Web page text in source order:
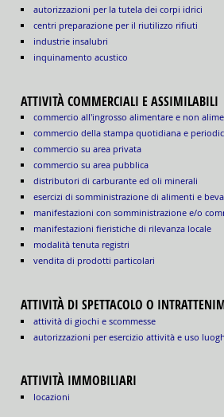
autorizzazioni per la tutela dei corpi idrici
centri preparazione per il riutilizzo rifiuti
industrie insalubri
inquinamento acustico
ATTIVITÀ COMMERCIALI E ASSIMILABILI
commercio all'ingrosso alimentare e non
commercio della stampa quotidiana e
commercio su area privata
commercio su area pubblica
distributori di carburante ed oli minerali
esercizi di somministrazione di alimenti e
manifestazioni con somministrazione e/o
manifestazioni fieristiche di rilevanza locale
modalità tenuta registri
vendita di prodotti particolari
ATTIVITÀ DI SPETTACOLO O
attività di giochi e scommesse
autorizzazioni per esercizio attività e uso
ATTIVITÀ IMMOBILIARI
locazioni